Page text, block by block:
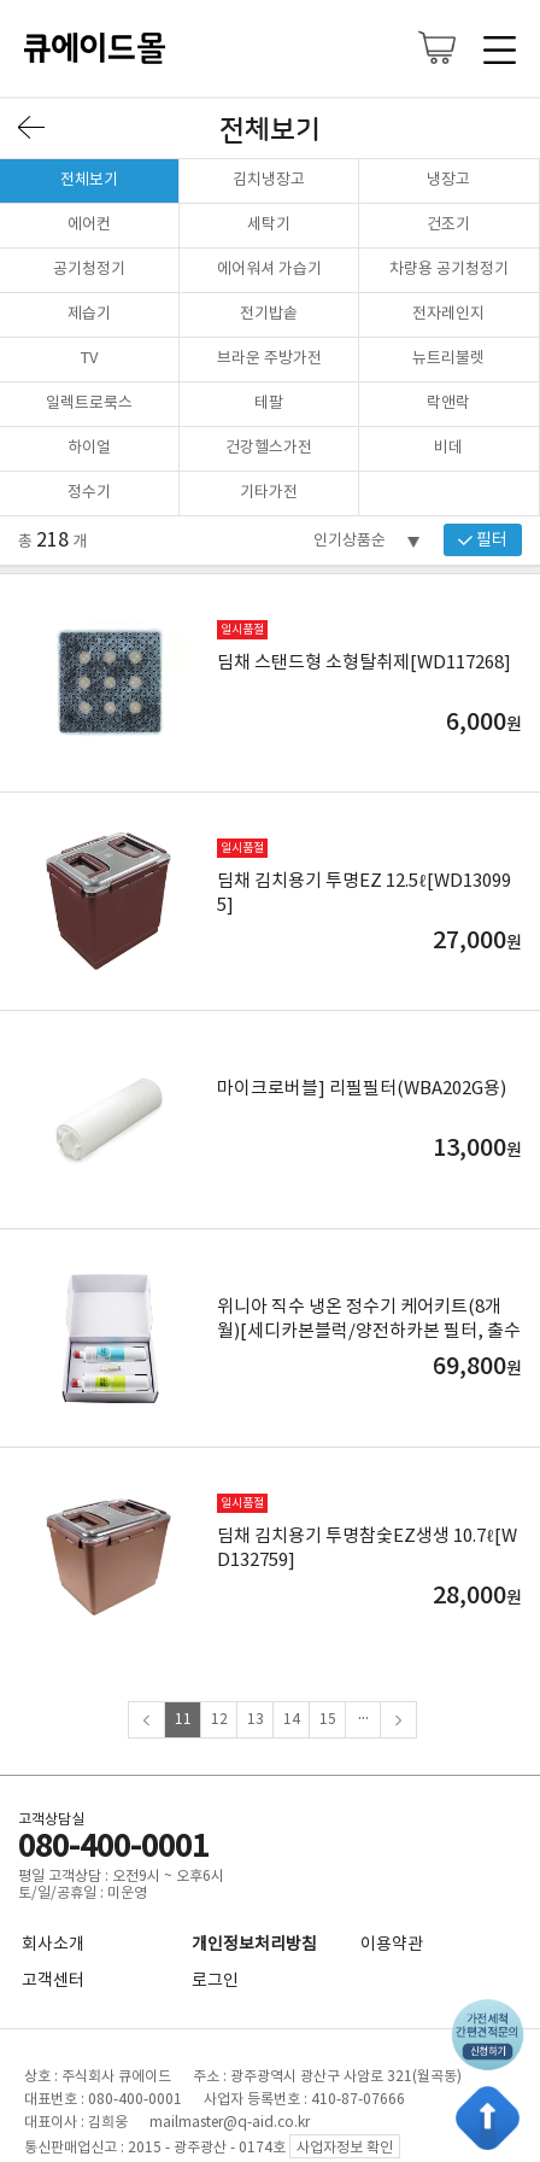
전체보기
전체보기 김치냉장고 냉장고
에어컨 세탁기 건조기
공기청정기 에어워셔 가습기 차량용 공기청정기
제습기 전기밥솥 전자레인지
TV 브라운 주방가전 뉴트리불렛
일렉트로룩스 테팔 락앤락
하이얼 건강헬스가전 비데
정수기 기타가전
총 218 개 필터
일시품절
딤채 스탠드형 소형탈취제[WD117268]
6,000원
일시품절
딤채 김치용기 투명EZ 12.5ℓ[WD13099
5]
27,000원
마이크로버블] 리필필터(WBA202G용)
13,000원
위니아 직수 냉온 정수기 케어키트(8개
월)[세디카본블럭/양전하카본 필터, 출수
69,800원
일시품절
딤채 김치용기 투명참숯EZ생생 10.7ℓ[W
D132759]
28,000원
11 12 13 14 15 ...
고객상담실
080-400-0001
평일 고객상담 : 오전9시 ~ 오후6시
토/일/공휴일 : 미운영
회사소개 개인정보처리방침
이용약관
고객센터
로그인
상호 : 주식회사 큐에이드 주소 : 광주광역시 광산구 사암로 321(월곡동)
대표번호 : 080-400-0001 사업자 등록번호 : 410-87-07666
대표이사 : 김희웅 mailmaster@q-aid.co.kr
통신판매업신고 : 2015 - 광주광산 - 0174호
사업자정보 확인